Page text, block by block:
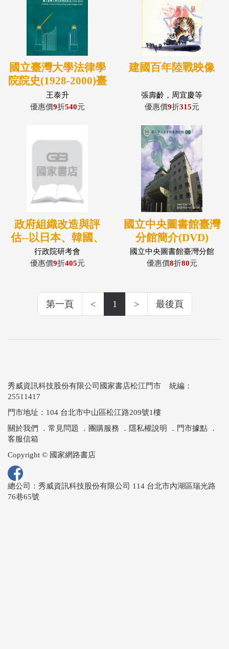
國立臺灣大學法律學
院院史(1928-2000)臺
大法學教育的回顧
王泰升
優惠價9折540元
建國百年陸戰映像
張壽齡，周宜慶等
優惠價9折315元
政府組織改造與評
估--以日本、韓國、
中國大陸為例
行政院研考會
優惠價9折405元
國立中央圖書館臺灣
分館簡介(DVD)
國立中央圖書館臺灣分館
優惠價8折80元
第一頁 < 1 > 最後頁
秀威資訊科技股份有限公司國家書店松江門市 統編：
25511417
門市地址：104 台北市中山區松江路209號1樓
關於我們
． 常見問題 ． 團購服務 ． 隱私權說明 ． 門市據點 ．
客服信箱
Copyright © 國家網路書店
總公司：秀威資訊科技股份有限公司 114 台北市內湖區瑞光路
76巷65號